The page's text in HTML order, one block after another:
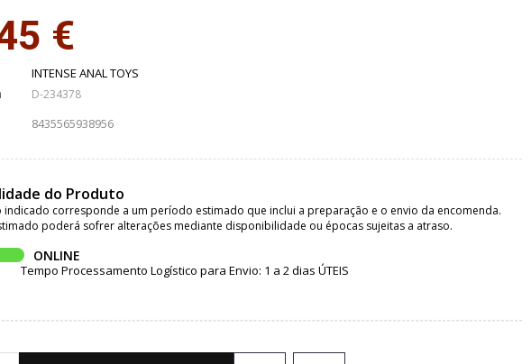
€
INTENSE ANAL TOYS
D-234378
8435565938956
do Produto
indicado corresponde a um período estimado que inclui a preparação e o envio da encomenda.
poderá sofrer alterações mediante disponibilidade ou épocas sujeitas a atraso.
ONLINE
Tempo Processamento Logístico para Envio: 1 a 2 dias ÚTEIS